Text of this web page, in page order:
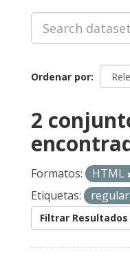
Ordenar por
2
Formatos: HTML
Etiquetas:
regular
Filtrar Resultados